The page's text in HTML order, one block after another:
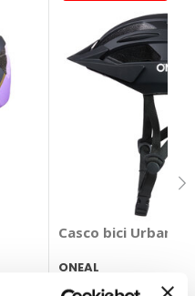
Casco bici Urbano
ONEAL
Nero Tg S/M 52-58cm